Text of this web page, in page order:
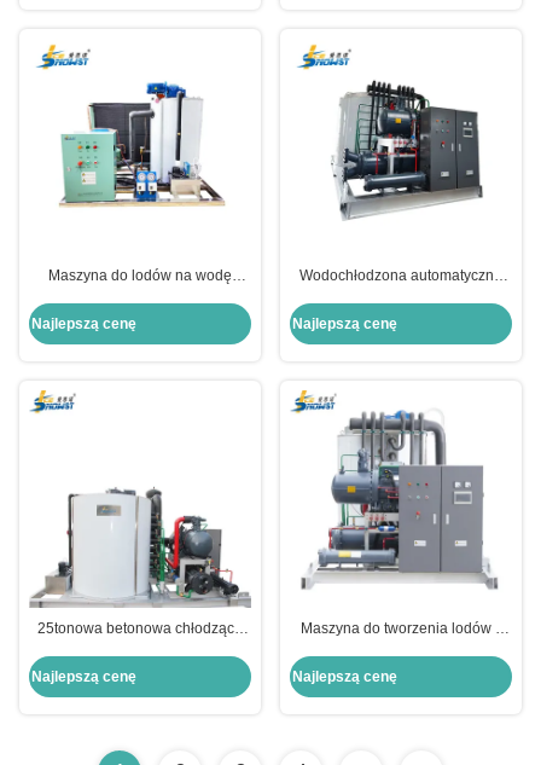
Maszyna do lodów na wodę
stali nierdzewnej 11,4 kW
Najlepszą cenę
Wodochłodzona automatyczna
płatkowych
Najlepszą cenę
25tonowa betonowa chłodząca
pojemnikiem
Najlepszą cenę
Maszyna do tworzenia lodów z
20 ton do przetwarzania żywności
Najlepszą cenę